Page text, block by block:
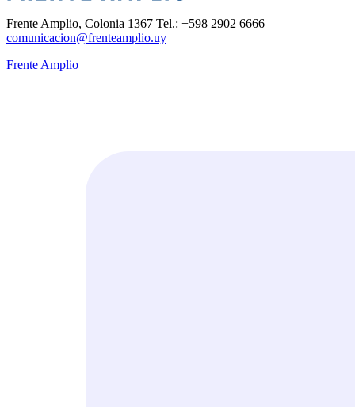
Frente Amplio, Colonia 1367 Tel.: +598 2902 6666
comunicacion@frenteamplio.uy
Frente Amplio